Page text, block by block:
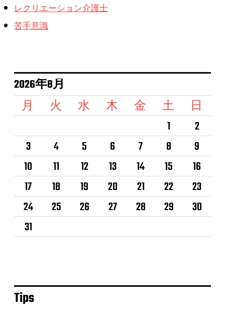
レクリエーション介護士
苦手意識
2026年8月
月
火 水 木 金 土
日
1
2
3
4 5 6 7 8
9
10
11 12 13 14 15
16
17
18 19 20 21 22
23
24
25 26 27 28 29
30
31
Tips